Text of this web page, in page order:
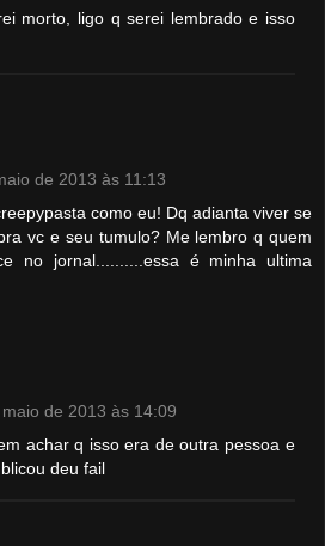
morto, ligo q serei lembrado e isso
de 2013 às 11:13
como eu! Dq adianta viver se
vc e seu tumulo? Me lembro q quem
no jornal..........essa é minha ultima
de 2013 às 14:09
achar q isso era de outra pessoa e
deu fail